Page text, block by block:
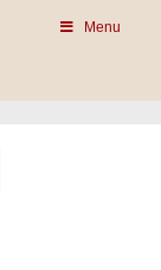
Menu